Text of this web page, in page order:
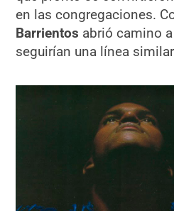
en las congregaciones.
Barrientos abrió camino
seguirían una línea